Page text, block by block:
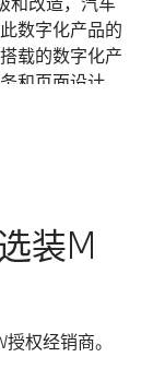
数字化产品的
载的数字化产
和页面设计
相关细节等请
而设计，不能
、天气和路况
通安全法及其
装M
权经销商。